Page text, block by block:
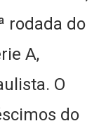
rodada do
A,
O
do